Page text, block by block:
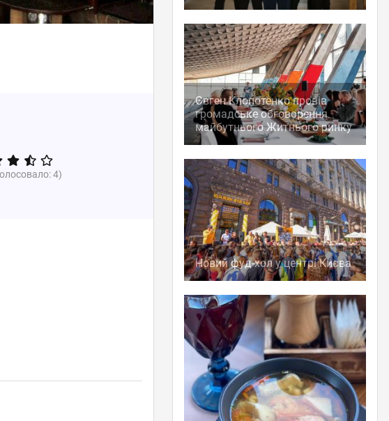
4)
Євген Клопотенко провів
громадське обговорення
майбутнього Житнього ринку
Новий фуд-хол у центрі Києва